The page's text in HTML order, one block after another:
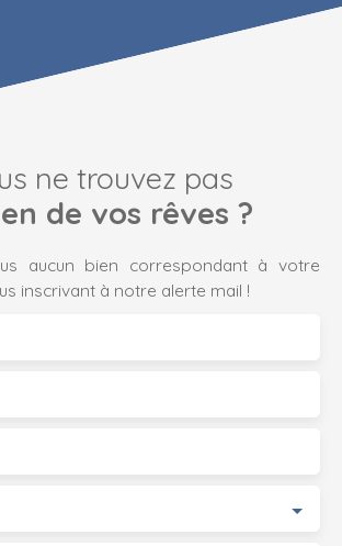
ne trouvez pas
de vos rêves ?
aucun bien correspondant à votre
inscrivant à notre alerte mail !